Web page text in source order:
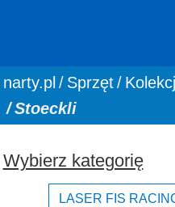
You are here:
narty.pl Sprzęt
Stoeckli
Wybierz kategorię
LASER FIS